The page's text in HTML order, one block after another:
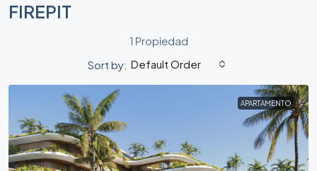
FIREPIT
1 Propiedad
Sort by: Default Order
APARTAMENTO